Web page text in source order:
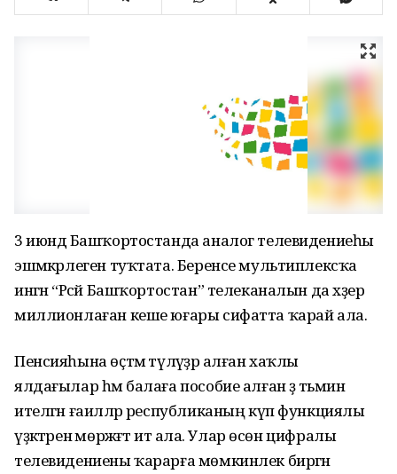
3 июндә Башҡортостанда аналог телевидениеһы
эшмәкәрлеген туҡтата. Беренсе мультиплексҡа
ингән “Рәсәй Башҡортостан” телеканалын да хәҙер
миллионлаған кеше юғары сифатта ҡарай ала.
Пенсияһына өҫтәмә түләүҙәр алған хаҡлы
ялдағылар һәм балаға пособие алған әҙ тәьмин
ителгән ғаиләләр республиканың күп функциялы
үҙәктәренә мөрәжәғәт итә ала. Улар өсөн цифралы
телевидениены ҡарарға мөмкинлек биргән